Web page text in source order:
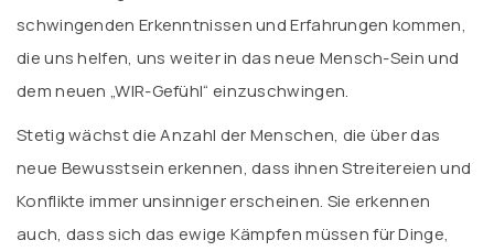
schwingenden Erkenntnissen und Erfahrungen kommen,
die uns helfen, uns weiter in das neue Mensch-Sein und
dem neuen „WIR-Gefühl“ einzuschwingen.
Stetig wächst die Anzahl der Menschen, die über das
neue Bewusstsein erkennen, dass ihnen Streitereien und
Konflikte immer unsinniger erscheinen. Sie erkennen
auch, dass sich das ewige Kämpfen müssen für Dinge,